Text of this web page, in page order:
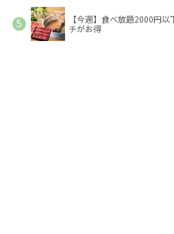
【今週】食べ放題2000円
チがお得